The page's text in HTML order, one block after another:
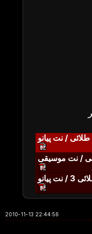
/ نت پیانو
/ نت موسیقی
پیانو
2010-11-13 22:44:56